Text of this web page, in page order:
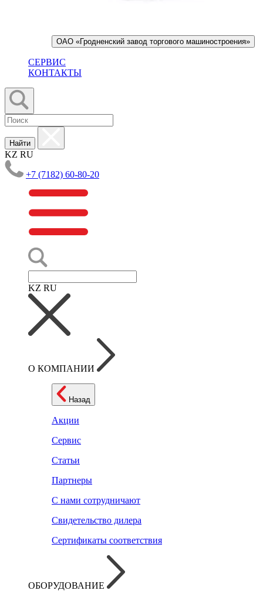
ОАО «Гродненский завод торгового машиностроения»
СЕРВИС
КОНТАКТЫ
Найти
KZ RU
+7 (7182) 60-80-20
KZ RU
О КОМПАНИИ
Назад
Акции
Сервис
Статьи
Партнеры
С нами сотрудничают
Свидетельство дилера
Сертификаты соответствия
ОБОРУДОВАНИЕ